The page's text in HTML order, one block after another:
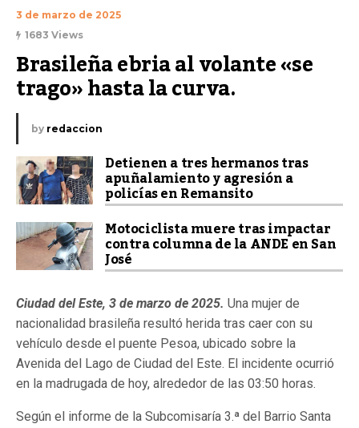
3 de marzo de 2025
1683 Views
Brasileña ebria al volante «se
trago» hasta la curva.
by redaccion
Detienen a tres hermanos tras
apuñalamiento y agresión a
policías en Remansito
Motociclista muere tras impactar
contra columna de la ANDE en San
José
Ciudad del Este, 3 de marzo de 2025. Una mujer de
nacionalidad brasileña resultó herida tras caer con su
vehículo desde el puente Pesoa, ubicado sobre la
Avenida del Lago de Ciudad del Este. El incidente ocurrió
en la madrugada de hoy, alrededor de las 03:50 horas.
Según el informe de la Subcomisaría 3.ª del Barrio Santa